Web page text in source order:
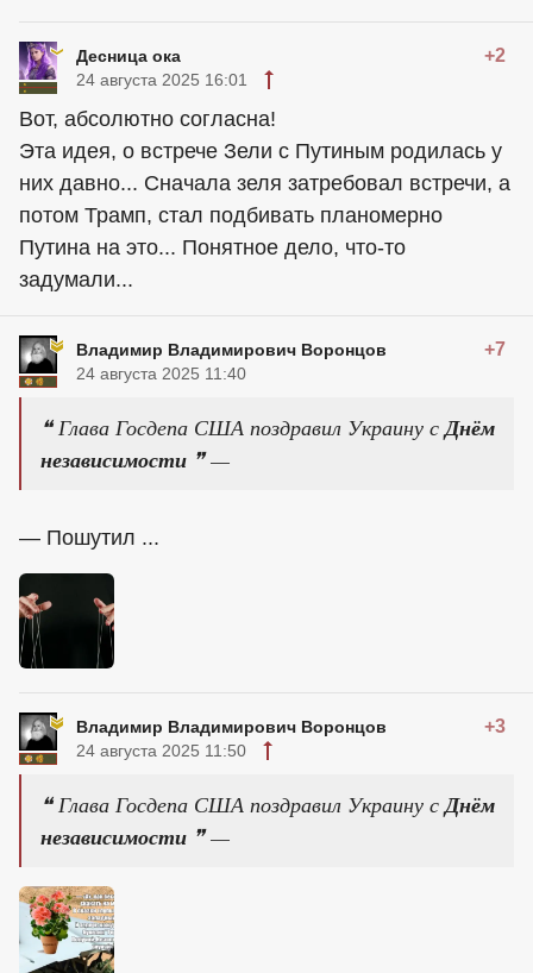
Десница ока +2
24 августа 2025 16:01
Вот, абсолютно согласна!
Эта идея, о встрече Зели с Путиным родилась у
них давно... Сначала зеля затребовал встречи, а
потом Трамп, стал подбивать планомерно
Путина на это... Понятное дело, что-то
задумали...
Владимир Владимирович Воронцов +7
24 августа 2025 11:40
❝ Глава Госдепа США поздравил Украину сДнём
независимости ❞ —
— Пошутил ...
Владимир Владимирович Воронцов +3
24 августа 2025 11:50
❝ Глава Госдепа США поздравил Украину сДнём
независимости ❞ —